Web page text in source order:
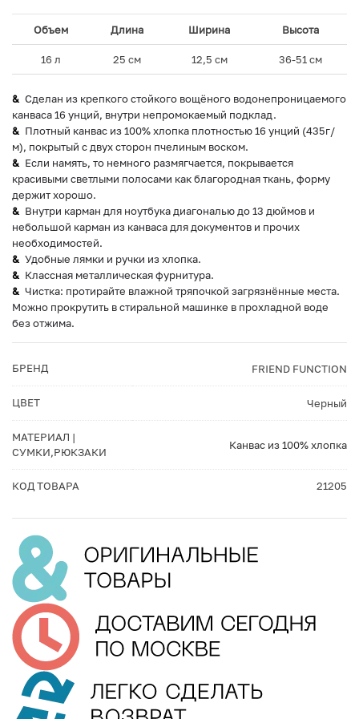
Объем Длина Ширина Высота
16 л 25 см 12,5 см 36-51 см
Сделан из крепкого стойкого вощёного водонепроницаемого
канваса 16 унций, внутри непромокаемый подклад.
Плотный канвас из 100% хлопка плотностью 16 унций (435г/
м), покрытый с двух сторон пчелиным воском.
Если намять, то немного размягчается, покрывается
красивыми светлыми полосами как благородная ткань, форму
держит хорошо.
Внутри карман для ноутбука диагональю до 13 дюймов и
небольшой карман из канваса для документов и прочих
необходимостей.
Удобные лямки и ручки из хлопка.
Классная металлическая фурнитура.
Чистка: протирайте влажной тряпочкой загрязнённые места.
Можно прокрутить в стиральной машинке в прохладной воде
без отжима.
БРЕНД FRIEND FUNCTION
ЦВЕТ Черный
МАТЕРИАЛ |
СУМКИ,РЮКЗАКИ
Канвас из 100% хлопка
КОД ТОВАРА 21205